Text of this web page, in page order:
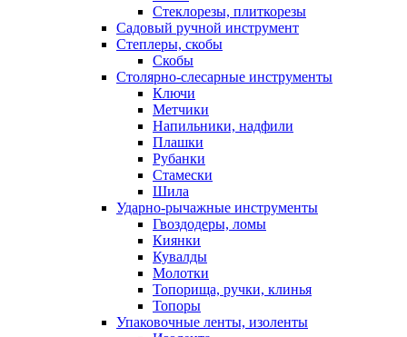
Стеклорезы, плиткорезы
Садовый ручной инструмент
Степлеры, скобы
Скобы
Столярно-слесарные инструменты
Ключи
Метчики
Напильники, надфили
Плашки
Рубанки
Стамески
Шила
Ударно-рычажные инструменты
Гвоздодеры, ломы
Киянки
Кувалды
Молотки
Топорища, ручки, клинья
Топоры
Упаковочные ленты, изоленты